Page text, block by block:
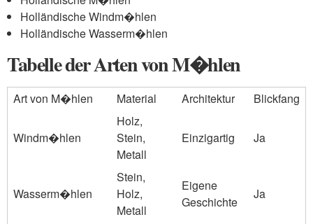
Holländische Windm�hlen
Holländische Wasserm�hlen
Tabelle der Arten von M�hlen
Art von M�hlen Material Architektur Blickfang
Windm�hlen
Holz,
Stein,
Metall
Einzigartig Ja
Wasserm�hlen
Stein,
Holz,
Metall
Eigene
Geschichte
Ja